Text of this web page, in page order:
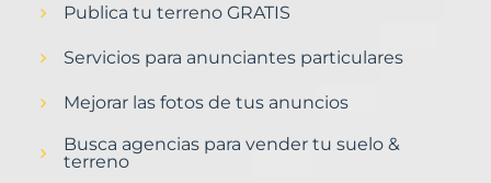
Publica tu terreno GRATIS
Servicios para anunciantes particulares
Mejorar las fotos de tus anuncios
Busca agencias para vender tu suelo &
terreno